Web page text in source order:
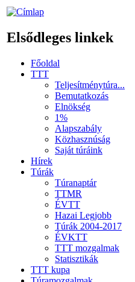
Elsődleges linkek
Főoldal
TTT
Teljesítménytúra...
Bemutatkozás
Elnökség
1%
Alapszabály
Közhasznúság
Saját túráink
Hírek
Túrák
Túranaptár
TTMR
ÉVTT
Hazai Legjobb
Túrák 2004-2017
ÉVKTT
TTT mozgalmak
Statisztikák
TTT kupa